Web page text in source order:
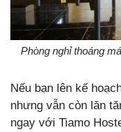
Phòng nghỉ thoáng
Nếu bạn lên kế
nhưng vẫn còn lăn
ngay với Tiamo